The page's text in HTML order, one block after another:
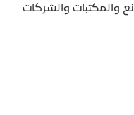
والمكتبات والشركات